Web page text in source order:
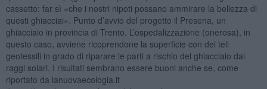
cassetto: far sì «che i nostri nipoti possano ammirare la bellezza di
questi ghiacciai». Punto d’avvio del progetto il Presena, un
ghiacciaio in provincia di Trento. L’ospedalizzazione (onerosa), in
questo caso, avviene ricoprendone la superficie con dei teli
geotessili in grado di riparare le parti a rischio del ghiacciaio dai
raggi solari. I risultati sembrano essere buoni anche se, come
riportato da lanuovaecologia.it